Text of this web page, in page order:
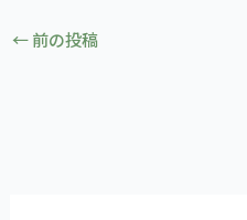
←前の投稿